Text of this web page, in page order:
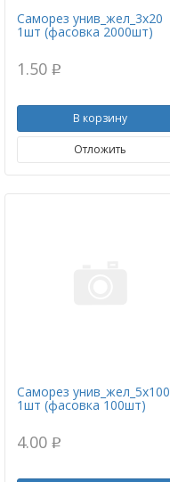
Саморез унив_жел_3х20
1шт (фасовка 2000шт)
1.50 p
В корзину
Отложить
Саморез унив_жел_5х100
1шт (фасовка 100шт)
4.00 p